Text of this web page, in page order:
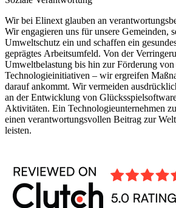
Wir bei Elinext glauben an
Wir engagieren uns für unsere Gemeinden,
Umweltschutz ein und schaffen ein
geprägtes Arbeitsumfeld. Von der
Umweltbelastung bis hin zur Förderung
Technologieinitiativen – wir ergreifen
darauf ankommt. Wir vermeiden
an der Entwicklung von
Aktivitäten. Ein Technologieunternehmen
einen verantwortungsvollen Beitrag zur
leisten.